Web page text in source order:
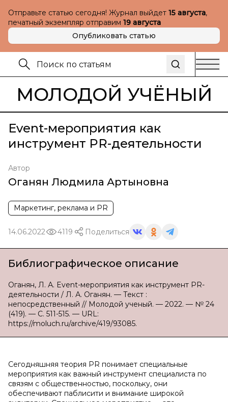
Отправьте статью сегодня! Журнал выйдет 15 августа,
печатный экземпляр отправим 19 августа
Опубликовать статью
МОЛОДОЙ УЧЁНЫЙ
Event-мероприятия как
инструмент PR-деятельности
Автор
Оганян Людмила Артыновна
Маркетинг, реклама и PR
14.06.2022 4119 Поделиться
Библиографическое описание
Оганян, Л. А. Event-мероприятия как инструмент PR-
деятельности / Л. А. Оганян. — Текст :
непосредственный // Молодой ученый. — 2022. — № 24
(419). — С. 511-515. — URL:
https://moluch.ru/archive/419/93085.
Сегодняшняя теория PR понимает специальные
мероприятия как важный инструмент специалиста по
связям с общественностью, поскольку, они
обеспечивают паблисити и внимание широкой